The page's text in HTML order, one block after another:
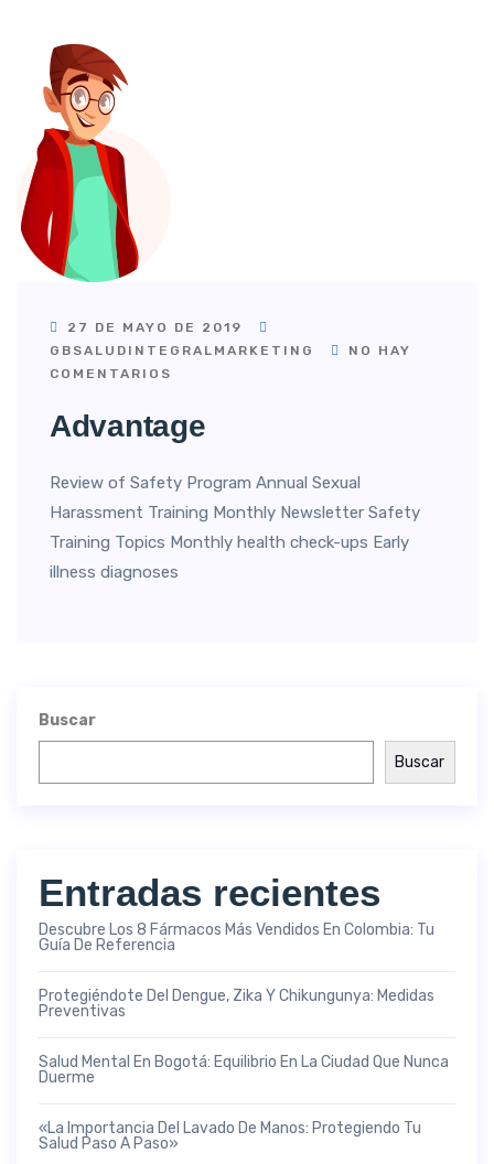
27 DE MAYO DE 2019
GBSALUDINTEGRALMARKETING
NO HAY
COMENTARIOS
Advantage
Review of Safety Program Annual Sexual
Harassment Training Monthly Newsletter Safety
Training Topics Monthly health check-ups Early
illness diagnoses
Buscar
Buscar
Entradas recientes
Descubre Los 8 Fármacos Más Vendidos En Colombia: Tu
Guía De Referencia
Protegiéndote Del Dengue, Zika Y Chikungunya: Medidas
Preventivas
Salud Mental En Bogotá: Equilibrio En La Ciudad Que Nunca
Duerme
«La Importancia Del Lavado De Manos: Protegiendo Tu
Salud Paso A Paso»